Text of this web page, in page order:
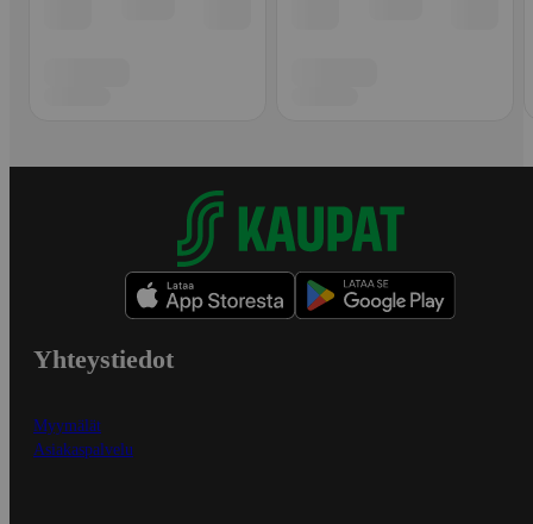
Yhteystiedot
Myymälät
Asiakaspalvelu